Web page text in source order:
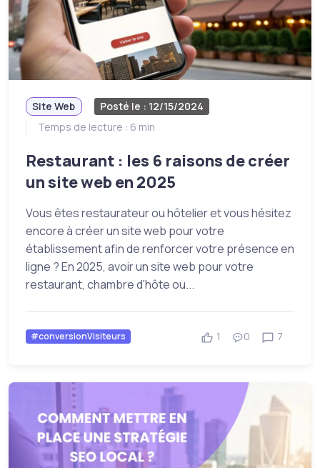
Site Web
Posté le : 12/15/2024
Temps de lecture : 6 min
Restaurant : les 6 raisons de créer
un site web en 2025
Vous êtes restaurateur ou hôtelier et vous hésitez
encore à créer un site web pour votre
établissement afin de renforcer votre présence en
ligne ? En 2025, avoir un site web pour votre
restaurant, chambre d'hôte ou...
#conversionVisiteurs 1 0 7